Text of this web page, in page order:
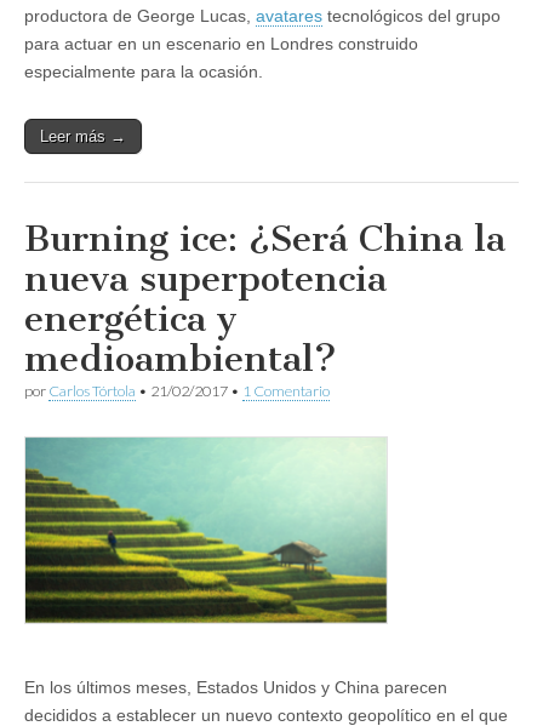
productora de George Lucas, avatares tecnológicos del grupo
para actuar en un escenario en Londres construido
especialmente para la ocasión.
Leer más →
Burning ice: ¿Será China la
nueva superpotencia
energética y
medioambiental?
por Carlos Tórtola • 21/02/2017 • 1 Comentario
En los últimos meses, Estados Unidos y China parecen
decididos a establecer un nuevo contexto geopolítico en el que